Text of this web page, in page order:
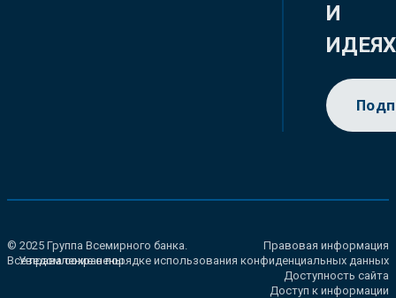
И
ИДЕЯХ
© 2025 Группа Всемирного банка.
Все права сохранены.
Правовая информация
Уведомление о порядке использования конфиденциальных данных
Доступность сайта
Доступ к информации